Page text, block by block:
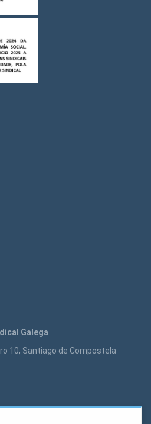
Galega
10, Santiago de Compostela